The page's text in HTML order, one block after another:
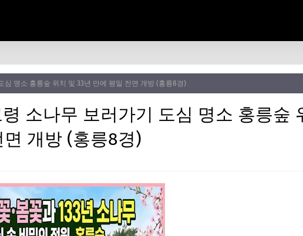
심 명소 홍릉숲 위치 및 33년 만에 평일 전면 개방 (홍릉8경)
소나무 보러가기 도심 명소 홍릉숲
개방 (홍릉8경)